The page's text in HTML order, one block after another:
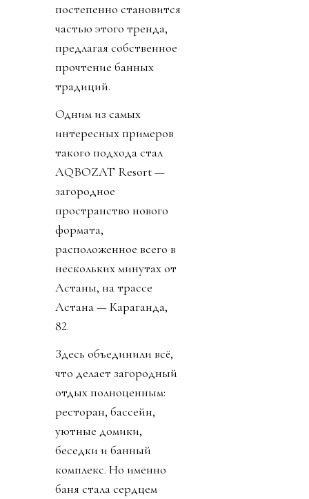
постепенно становится
частью этого тренда,
предлагая собственное
прочтение банных
традиций.
Одним из самых
интересных примеров
такого подхода стал
AQBOZAT Resort —
загородное
пространство нового
формата,
расположенное всего в
нескольких минутах от
Астаны, на трассе
Астана — Караганда,
82.
Здесь объединили всё,
что делает загородный
отдых полноценным:
ресторан, бассейн,
уютные домики,
беседки и банный
комплекс. Но именно
баня стала сердцем